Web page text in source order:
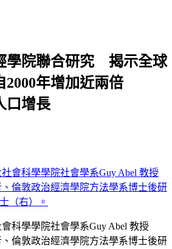
學院聯合研究 揭示全球
2000年增加近兩倍
口增長
科學學院社會學系Guy Abel 教授
、倫敦政治經濟學院方法學系博士後研